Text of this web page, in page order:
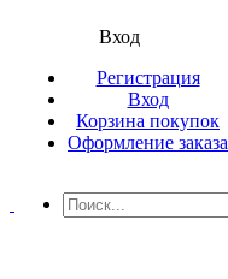
Вход
Регистрация
Вход
Корзина покупок
Оформление заказа